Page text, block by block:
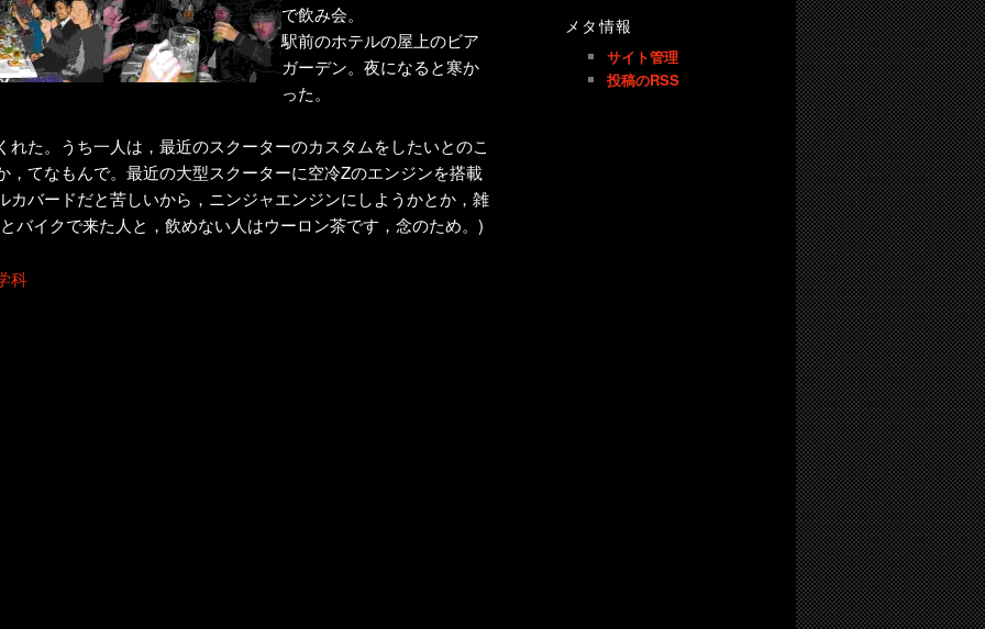
で飲み会。
駅前のホテルの屋上のビア
ガーデン。夜になると寒か
った。
た。うち一人は，最近のスクーターのカスタムをしたいとのこ
，てなもんで。最近の大型スクーターに空冷Zのエンジンを搭載
カバードだと苦しいから，ニンジャエンジンにしようかとか，雑
バイクで来た人と，飲めない人はウーロン茶です，念のため。)
科
メタ情報
サイト管理
投稿のRSS